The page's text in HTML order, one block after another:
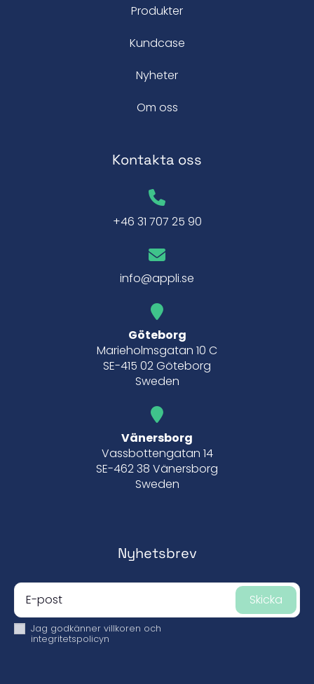
Produkter
Kundcase
Nyheter
Om oss
Kontakta oss
+46 31 707 25 90
info@appli.se
Göteborg
Marieholmsgatan 10 C
SE-415 02 Göteborg
Sweden
Vänersborg
Vassbottengatan 14
SE-462 38 Vänersborg
Sweden
Nyhetsbrev
Skicka
Jag godkänner villkoren och
integritetspolicyn